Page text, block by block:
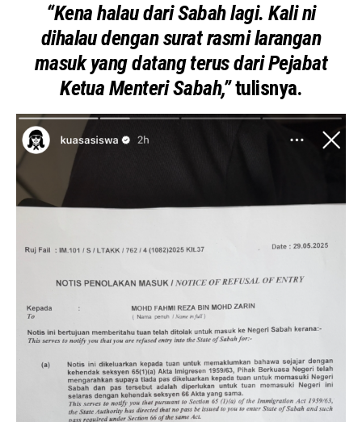
“Kena halau dari Sabah lagi. Kali ni
dihalau dengan surat rasmi larangan
masuk yang datang terus dari Pejabat
Ketua Menteri Sabah,”tulisnya.